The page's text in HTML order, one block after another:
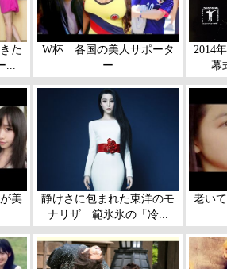
た
...
W杯 各国の美人サポータ
ー
2014
幕
美
静けさに包まれた東洋のモ
ナリザ 範氷氷の「冷...
老い